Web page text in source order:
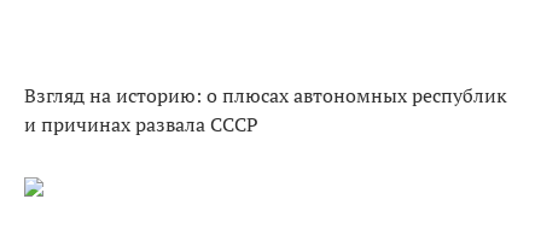
Взгляд на историю: о плюсах автономных республик
и причинах развала СССР